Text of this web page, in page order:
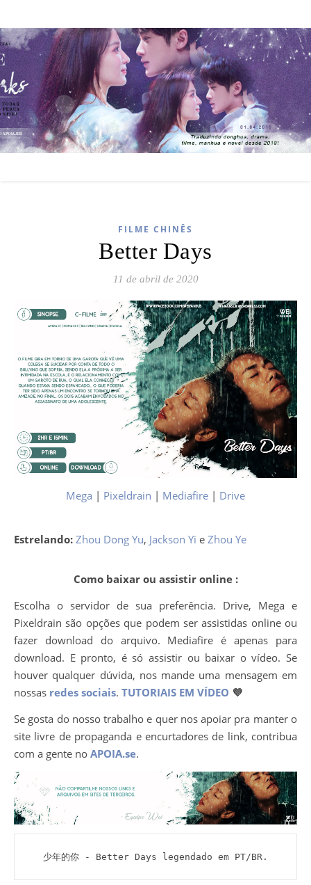
FILME CHINÊS
Better Days
11 de abril de 2020
Mega | Pixeldrain | Mediafire | Drive
Estrelando: Zhou Dong Yu, Jackson Yi e Zhou Ye
Como baixar ou assistir online :
Escolha o servidor de sua preferência. Drive, Mega e
Pixeldrain são opções que podem ser assistidas online ou
fazer download do arquivo. Mediafire é apenas para
download. E pronto, é só assistir ou baixar o vídeo. Se
houver qualquer dúvida, nos mande uma mensagem em
nossas redes sociais. TUTORIAIS EM VÍDEO 💜
Se gosta do nosso trabalho e quer nos apoiar pra manter o
site livre de propaganda e encurtadores de link, contribua
com a gente no APOIA.se.
少年的你 - Better Days legendado em PT/BR.